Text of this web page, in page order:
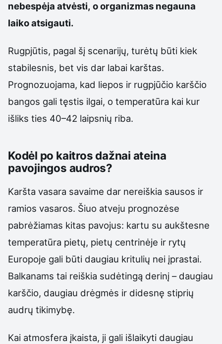
nebespėja atvėsti, o organizmas negauna
laiko atsigauti.
Rugpjūtis, pagal šį scenarijų, turėtų būti kiek
stabilesnis, bet vis dar labai karštas.
Prognozuojama, kad liepos ir rugpjūčio karščio
bangos gali tęstis ilgai, o temperatūra kai kur
išliks ties 40–42 laipsnių riba.
Kodėl po kaitros dažnai ateina
pavojingos audros?
Karšta vasara savaime dar nereiškia sausos ir
ramios vasaros. Šiuo atveju prognozėse
pabrėžiamas kitas pavojus: kartu su aukštesne
temperatūra pietų, pietų centrinėje ir rytų
Europoje gali būti daugiau kritulių nei įprastai.
Balkanams tai reiškia sudėtingą derinį – daugiau
karščio, daugiau drėgmės ir didesnę stiprių
audrų tikimybę.
Kai atmosfera įkaista, ji gali išlaikyti daugiau